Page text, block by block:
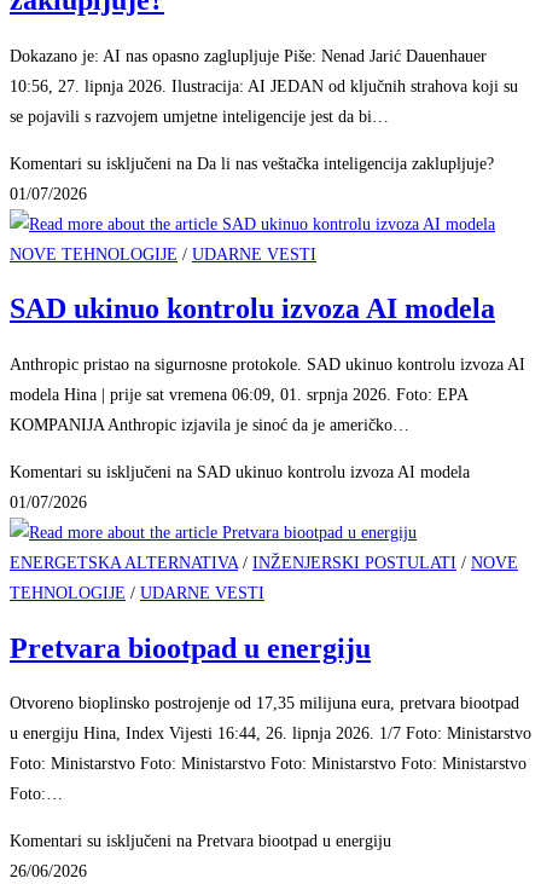
Dokazano je: AI nas opasno zaglupljuje Piše: Nenad Jarić Dauenhauer
10:56, 27. lipnja 2026. Ilustracija: AI JEDAN od ključnih strahova koji su
se pojavili s razvojem umjetne inteligencije jest da bi…
Komentari su isključeni na Da li nas veštačka inteligencija zaklupljuje?
01/07/2026
NOVE TEHNOLOGIJE / UDARNE VESTI
SAD ukinuo kontrolu izvoza AI modela
Anthropic pristao na sigurnosne protokole. SAD ukinuo kontrolu izvoza AI
modela Hina | prije sat vremena 06:09, 01. srpnja 2026. Foto: EPA
KOMPANIJA Anthropic izjavila je sinoć da je američko…
Komentari su isključeni na SAD ukinuo kontrolu izvoza AI modela
01/07/2026
ENERGETSKA ALTERNATIVA / INŽENJERSKI POSTULATI / NOVE
TEHNOLOGIJE / UDARNE VESTI
Pretvara biootpad u energiju
Otvoreno bioplinsko postrojenje od 17,35 milijuna eura, pretvara biootpad
u energiju Hina, Index Vijesti 16:44, 26. lipnja 2026. 1/7 Foto: Ministarstvo
Foto: Ministarstvo Foto: Ministarstvo Foto: Ministarstvo Foto: Ministarstvo
Foto:…
Komentari su isključeni na Pretvara biootpad u energiju
26/06/2026